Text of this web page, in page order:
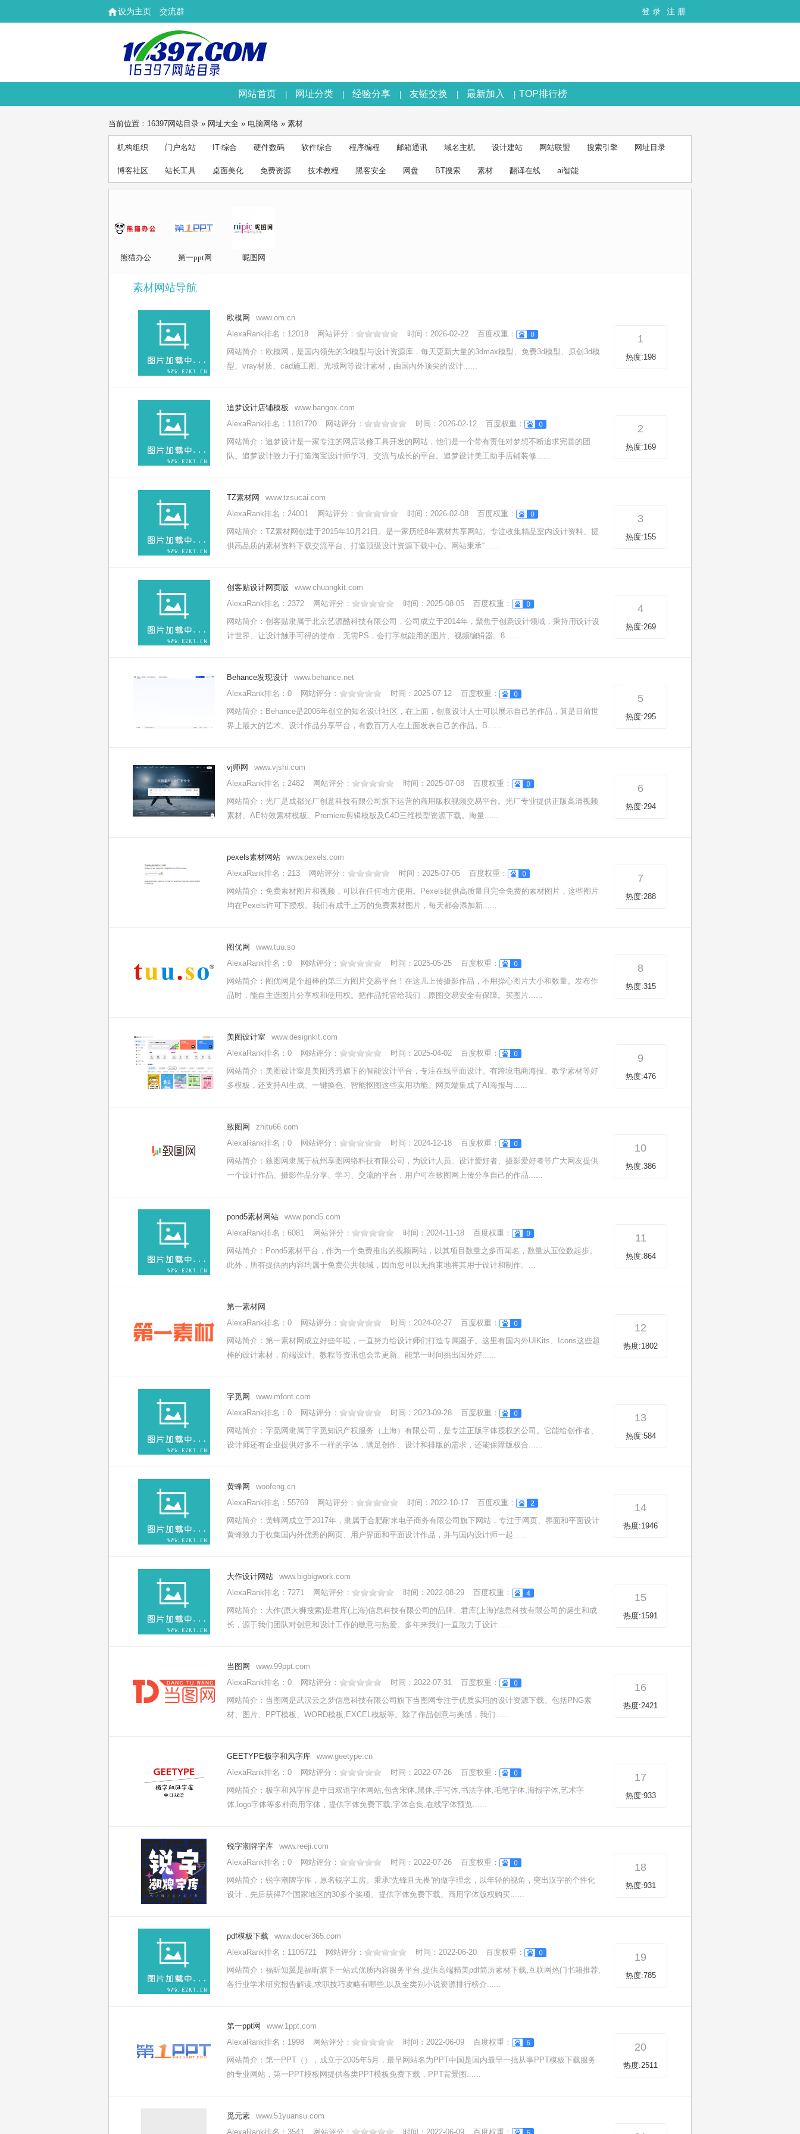
设为主页 交流群 登 录 注 册
网站首页 | 网址分类 | 经验分享 | 友链交换 | 最新加入 | TOP排行榜
当前位置： 16397网站目录 » 网址大全 » 电脑网络 » 素材
机构组织 门户名站 IT-综合 硬件数码 软件综合 程序编程 邮箱通讯 域名主机 设计建站 网站联盟 搜索引擎 网址目录
博客社区 站长工具 桌面美化 免费资源 技术教程 黑客安全 网盘 BT搜索 素材 翻译在线 ai智能
熊猫办公 第一ppt网 昵图网
素材网站导航
欧模网
www.om.cn
AlexaRank排名： 12018 网站评分： 时间： 2026-02-22
百度权重：
网站简介：欧模网，是国内领先的3d模型与设计资源库，每天更新大量的3dmax模型、免费3d模型、原创3d模
型、vray材质、cad施工图、光域网等设计素材，由国内外顶尖的设计......
1
热度:198
追梦设计店铺模板
www.bangox.com
AlexaRank排名： 1181720 网站评分： 时间： 2026-02-12
百度权重：
网站简介：追梦设计是一家专注的网店装修工具开发的网站，他们是一个带有责任对梦想不断追求完善的团
队。追梦设计致力于打造淘宝设计师学习、交流与成长的平台。追梦设计美工助手店铺装修......
2
热度:169
TZ素材网
www.tzsucai.com
AlexaRank排名： 24001 网站评分： 时间： 2026-02-08
百度权重：
网站简介：TZ素材网创建于2015年10月21日。是一家历经8年素材共享网站。专注收集精品室内设计资料、提
供高品质的素材资料下载交流平台、打造顶级设计资源下载中心。网站秉承“......
3
热度:155
创客贴设计网页版
www.chuangkit.com
AlexaRank排名： 2372 网站评分： 时间： 2025-08-05
百度权重：
网站简介：创客贴隶属于北京艺源酷科技有限公司，公司成立于2014年，聚焦于创意设计领域，秉持用设计设
计世界、让设计触手可得的使命，无需PS，会打字就能用的图片、视频编辑器。8......
4
热度:269
Behance发现设计
www.behance.net
AlexaRank排名： 0 网站评分： 时间： 2025-07-12
百度权重：
网站简介：Behance是2006年创立的知名设计社区，在上面，创意设计人士可以展示自己的作品，算是目前世
界上最大的艺术、设计作品分享平台，有数百万人在上面发表自己的作品。B......
5
热度:295
vj师网
www.vjshi.com
AlexaRank排名： 2482 网站评分： 时间： 2025-07-08
百度权重：
网站简介：光厂是成都光厂创意科技有限公司旗下运营的商用版权视频交易平台。光厂专业提供正版高清视频
素材、AE特效素材模板、Premiere剪辑模板及C4D三维模型资源下载。海量......
6
热度:294
pexels素材网站
www.pexels.com
AlexaRank排名： 213 网站评分： 时间： 2025-07-05
百度权重：
网站简介：免费素材图片和视频，可以在任何地方使用。Pexels提供高质量且完全免费的素材图片，这些图片
均在Pexels许可下授权。我们有成千上万的免费素材图片，每天都会添加新......
7
热度:288
图优网
www.tuu.so
AlexaRank排名： 0 网站评分： 时间： 2025-05-25
百度权重：
网站简介：图优网是个超棒的第三方图片交易平台！在这儿上传摄影作品，不用操心图片大小和数量。发布作
品时，能自主选图片分享权和使用权。把作品托管给我们，原图交易安全有保障。买图片......
8
热度:315
美图设计室
www.designkit.com
AlexaRank排名： 0 网站评分： 时间： 2025-04-02
百度权重：
网站简介：美图设计室是美图秀秀旗下的智能设计平台，专注在线平面设计。有跨境电商海报、教学素材等好
多模板，还支持AI生成、一键换色、智能抠图这些实用功能。网页端集成了AI海报与......
9
热度:476
致图网
zhitu66.com
AlexaRank排名： 0 网站评分： 时间： 2024-12-18
百度权重：
网站简介：致图网隶属于杭州享图网络科技有限公司，为设计人员、设计爱好者、摄影爱好者等广大网友提供
一个设计作品、摄影作品分享、学习、交流的平台，用户可在致图网上传分享自己的作品......
10
热度:386
pond5素材网站
www.pond5.com
AlexaRank排名： 6081 网站评分： 时间： 2024-11-18
百度权重：
网站简介：Pond5素材平台，作为一个免费推出的视频网站，以其项目数量之多而闻名，数量从五位数起步。
此外，所有提供的内容均属于免费公共领域，因而您可以无拘束地将其用于设计和制作。...
11
热度:864
第一素材网
AlexaRank排名： 0 网站评分： 时间： 2024-02-27
百度权重：
网站简介：第一素材网成立好些年啦，一直努力给设计师们打造专属圈子。这里有国内外UIKits、Icons这些超
棒的设计素材，前端设计、教程等资讯也会常更新。能第一时间挑出国外好......
12
热度:1802
字觅网
www.mfont.com
AlexaRank排名： 0 网站评分： 时间： 2023-09-28
百度权重：
网站简介：字觅网隶属于字觅知识产权服务（上海）有限公司，是专注正版字体授权的公司。它能给创作者、
设计师还有企业提供好多不一样的字体，满足创作、设计和排版的需求，还能保障版权合......
13
热度:584
黄蜂网
woofeng.cn
AlexaRank排名： 55769 网站评分： 时间： 2022-10-17
百度权重：
网站简介：黄蜂网成立于2017年，隶属于合肥耐米电子商务有限公司旗下网站，专注于网页、界面和平面设计
黄蜂致力于收集国内外优秀的网页、用户界面和平面设计作品，并与国内设计师一起......
14
热度:1946
大作设计网站
www.bigbigwork.com
AlexaRank排名： 7271 网站评分： 时间： 2022-08-29
百度权重：
网站简介：大作(原大狮搜索)是君库(上海)信息科技有限公司的品牌。君库(上海)信息科技有限公司的诞生和成
长，源于我们团队对创意和设计工作的敬意与热爱。多年来我们一直致力于设计......
15
热度:1591
当图网
www.99ppt.com
AlexaRank排名： 0 网站评分： 时间： 2022-07-31
百度权重：
网站简介：当图网是武汉云之梦信息科技有限公司旗下当图网专注于优质实用的设计资源下载。包括PNG素
材、图片、PPT模板、WORD模板,EXCEL模板等。除了作品创意与美感，我们......
16
热度:2421
GEETYPE极字和风字库
www.geetype.cn
AlexaRank排名： 0 网站评分： 时间： 2022-07-26
百度权重：
网站简介：极字和风字库是中日双语字体网站,包含宋体,黑体,手写体,书法字体,毛笔字体,海报字体,艺术字
体,logo字体等多种商用字体，提供字体免费下载,字体合集,在线字体预览......
17
热度:933
锐字潮牌字库
www.reeji.com
AlexaRank排名： 0 网站评分： 时间： 2022-07-26
百度权重：
网站简介：锐字潮牌字库，原名锐字工房。秉承“先锋且无畏”的做字理念，以年轻的视角，突出汉字的个性化
设计，先后获得7个国家地区的30多个奖项。提供字体免费下载、商用字体版权购买......
18
热度:931
pdf模板下载
www.docer365.com
AlexaRank排名： 1106721 网站评分： 时间： 2022-06-20
百度权重：
网站简介：福昕知翼是福昕旗下一站式优质内容服务平台,提供高端精美pdf简历素材下载,互联网热门书籍推荐,
各行业学术研究报告解读,求职技巧攻略有哪些,以及全类别小说资源排行榜介......
19
热度:785
第一ppt网
www.1ppt.com
AlexaRank排名： 1998 网站评分： 时间： 2022-06-09
百度权重：
网站简介：第一PPT（），成立于2005年5月，最早网站名为PPT中国是国内最早一批从事PPT模板下载服务
的专业网站，第一PPT模板网提供各类PPT模板免费下载，PPT背景图......
20
热度:2511
觅元素
www.51yuansu.com
AlexaRank排名： 3541 网站评分： 时间： 2022-06-09 百度权重：